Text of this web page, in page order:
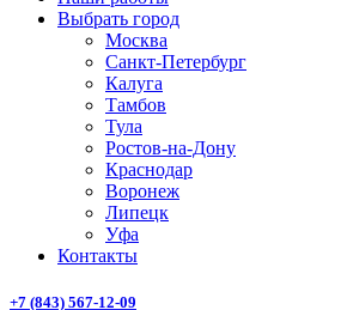
Выбрать город
Москва
Санкт-Петербург
Калуга
Тамбов
Тула
Ростов-на-Дону
Краснодар
Воронеж
Липецк
Уфа
Контакты
+7 (843) 567-12-09